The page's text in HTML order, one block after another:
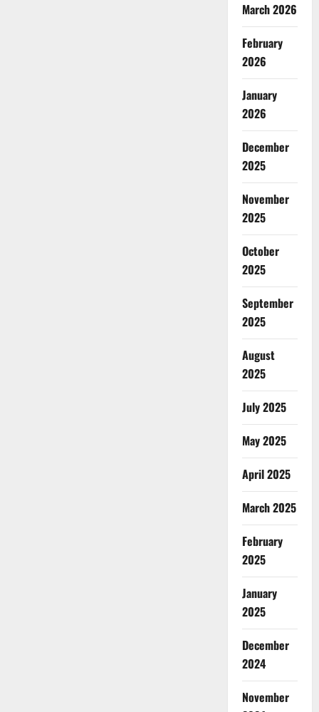
March 2026
February
2026
January
2026
December
2025
November
2025
October
2025
September
2025
August
2025
July 2025
May 2025
April 2025
March 2025
February
2025
January
2025
December
2024
November